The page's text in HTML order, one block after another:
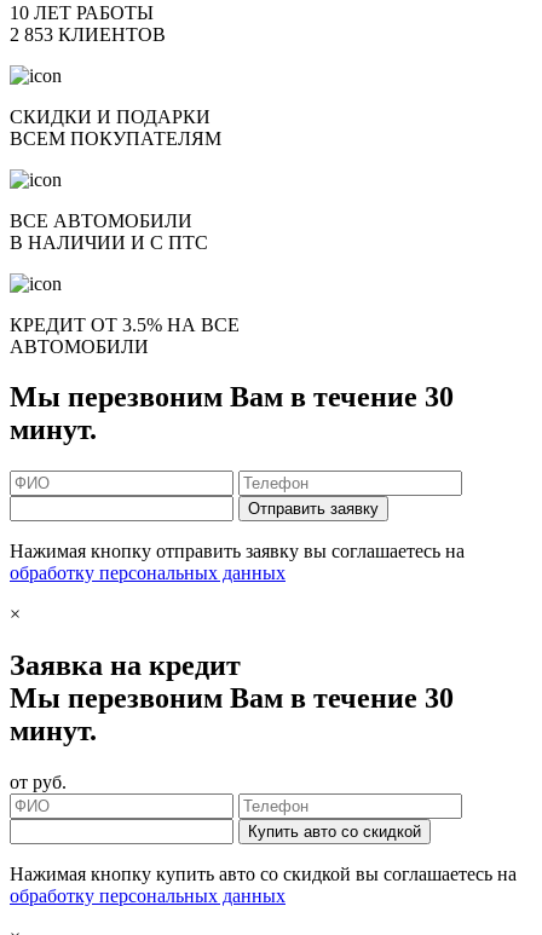
10 ЛЕТ РАБОТЫ
2 853 КЛИЕНТОВ
СКИДКИ И ПОДАРКИ
ВСЕМ ПОКУПАТЕЛЯМ
ВСЕ АВТОМОБИЛИ
В НАЛИЧИИ И С ПТС
КРЕДИТ ОТ 3.5% НА ВСЕ
АВТОМОБИЛИ
Мы перезвоним Вам в течение 30
минут.
Отправить заявку
Нажимая кнопку отправить заявку вы соглашаетесь на
обработку персональных данных
×
Заявка на кредит
Мы перезвоним Вам в течение 30
минут.
от руб.
Купить авто со скидкой
Нажимая кнопку купить авто со скидкой вы соглашаетесь на
обработку персональных данных